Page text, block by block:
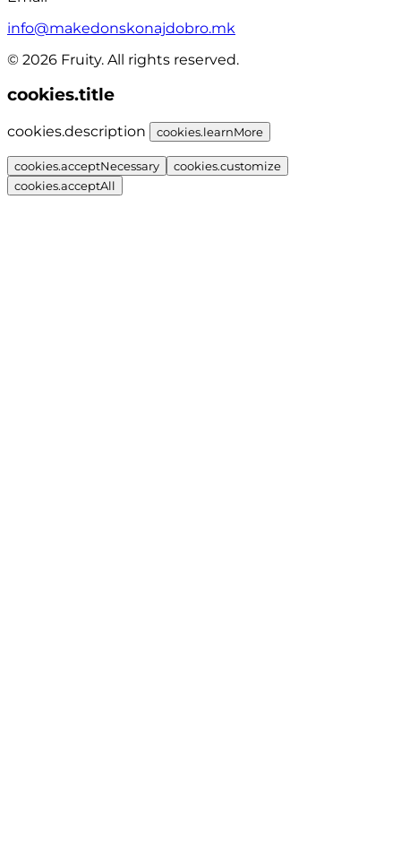
info@makedonskonajdobro.mk
© 2026 Fruity. All rights reserved.
cookies.title
cookies.description cookies.learnMore
cookies.acceptNecessary
cookies.customize
cookies.acceptAll